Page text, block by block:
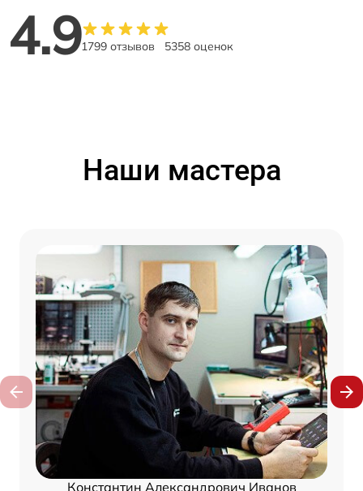
4.91799 отзывов 5358 оценок
Наши мастера
Константин Александрович Иванов